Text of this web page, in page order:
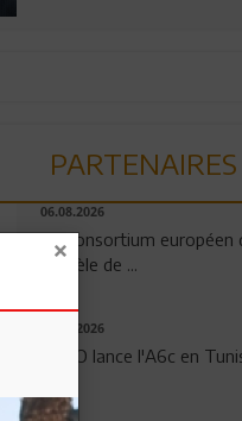
PARTENAIRES
06.08.2026
Un consortium européen
modèle de ...
04.08.2026
OPPO lance l'A6c en